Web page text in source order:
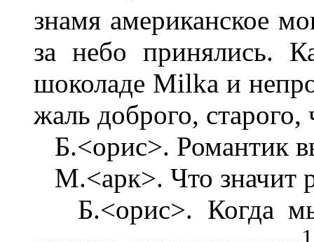
знамя американское
за небо принялись.
шоколаде Milka и
жаль доброго,
Б.<орис>. Романтик
М.<арк>. Что значит
Б.<орис>. Когда мы